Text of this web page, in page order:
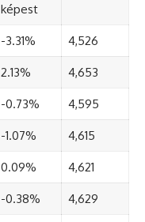
képest
-3.31% 4,526
2.13% 4,653
-0.73% 4,595
-1.07% 4,615
0.09% 4,621
-0.38% 4,629